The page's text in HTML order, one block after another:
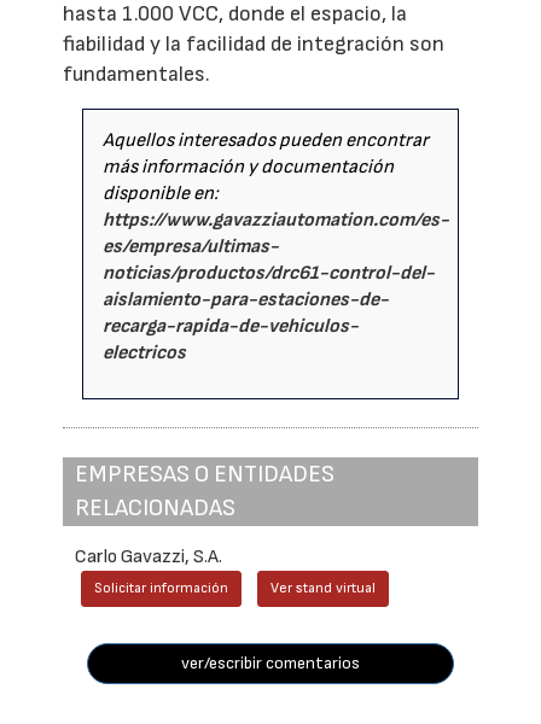
hasta 1.000 VCC, donde el espacio, la
fiabilidad y la facilidad de integración son
fundamentales.
Aquellos interesados pueden encontrar
más información y documentación
disponible en:
https://www.gavazziautomation.com/es-
es/empresa/ultimas-
noticias/productos/drc61-control-del-
aislamiento-para-estaciones-de-
recarga-rapida-de-vehiculos-
electricos
EMPRESAS O ENTIDADES
RELACIONADAS
Carlo Gavazzi, S.A.
Solicitar información Ver stand virtual
ver/escribir comentarios